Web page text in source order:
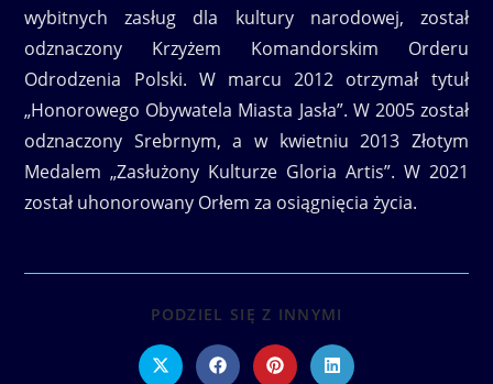
wybitnych zasług dla kultury narodowej, został
odznaczony Krzyżem Komandorskim Orderu
Odrodzenia Polski. W marcu 2012 otrzymał tytuł
„Honorowego Obywatela Miasta Jasła”. W 2005 został
odznaczony Srebrnym, a w kwietniu 2013 Złotym
Medalem „Zasłużony Kulturze Gloria Artis”. W 2021
został uhonorowany Orłem za osiągnięcia życia.
PODZIEL SIĘ Z INNYMI
CONTENT
Opens
Opens Opens Opens